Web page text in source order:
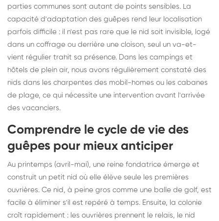
parties communes sont autant de points sensibles. La
capacité d'adaptation des guêpes rend leur localisation
parfois difficile : il n'est pas rare que le nid soit invisible, logé
dans un coffrage ou derrière une cloison, seul un va-et-
vient régulier trahit sa présence. Dans les campings et
hôtels de plein air, nous avons régulièrement constaté des
nids dans les charpentes des mobil-homes ou les cabanes
de plage, ce qui nécessite une intervention avant l'arrivée
des vacanciers.
Comprendre le cycle de vie des
guêpes pour mieux anticiper
Au printemps (avril-mai), une reine fondatrice émerge et
construit un petit nid où elle élève seule les premières
ouvrières. Ce nid, à peine gros comme une balle de golf, est
facile à éliminer s'il est repéré à temps. Ensuite, la colonie
croît rapidement : les ouvrières prennent le relais, le nid